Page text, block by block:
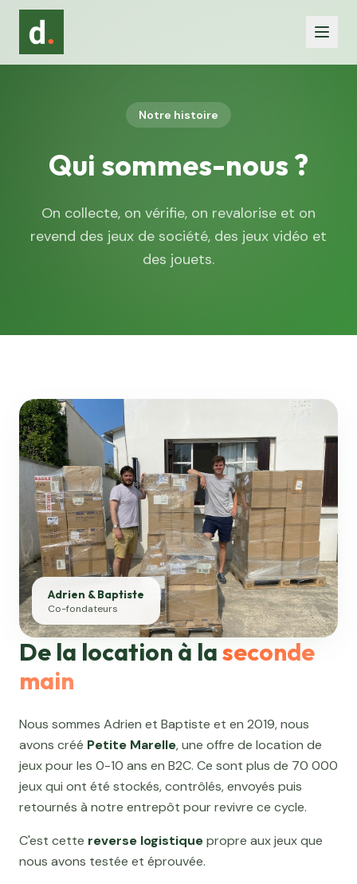
Notre histoire
Qui sommes-nous ?
On collecte, on vérifie, on revalorise et on
revend des jeux de société, des jeux vidéo et
des jouets.
Adrien & Baptiste
Co-fondateurs
De la location à laseconde
main
Nous sommes Adrien et Baptiste et en 2019, nous
avons créé Petite Marelle, une offre de location de
jeux pour les 0-10 ans en B2C. Ce sont plus de 70 000
jeux qui ont été stockés, contrôlés, envoyés puis
retournés à notre entrepôt pour revivre ce cycle.
C'est cette reverse logistiquepropre aux jeux que
nous avons testée et éprouvée.